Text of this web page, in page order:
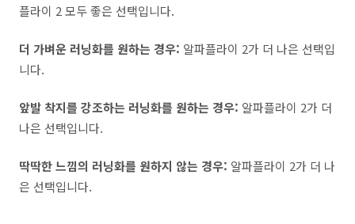
플라이 2 모두 좋은 선택입니다.
더 가벼운 러닝화를 원하는 경우: 알파플라이 2가 더 나은 선택입
니다.
앞발 착지를 강조하는 러닝화를 원하는 경우: 알파플라이 2가 더
나은 선택입니다.
딱딱한 느낌의 러닝화를 원하지 않는 경우: 알파플라이 2가 더 나
은 선택입니다.